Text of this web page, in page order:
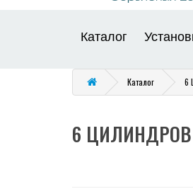
Каталог
Каталог 6
6 ЦИЛИНДРОВ